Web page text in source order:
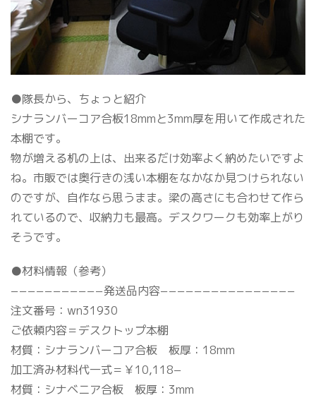
●隊長から、ちょっと紹介
シナランバーコア合板18mmと3mm厚を用いて作成された
本棚です。
物が増える机の上は、出来るだけ効率よく納めたいですよ
ね。市販では奥行きの浅い本棚をなかなか見つけられない
のですが、自作なら思うまま。梁の高さにも合わせて作ら
れているので、収納力も最高。デスクワークも効率上がり
そうです。
●材料情報（参考）
−−−−−−−−−−−発送品内容−−−−−−−−−−−−−−−−
注文番号：wn31930
ご依頼内容＝デスクトップ本棚
材質：シナランバーコア合板 板厚：18mm
加工済み材料代一式＝￥10,118−
材質：シナベニア合板 板厚：3mm